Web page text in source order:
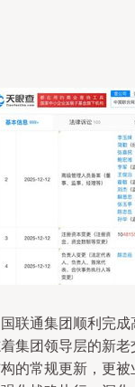
联通集团顺利完
集团领导层的新
的常规更新，更